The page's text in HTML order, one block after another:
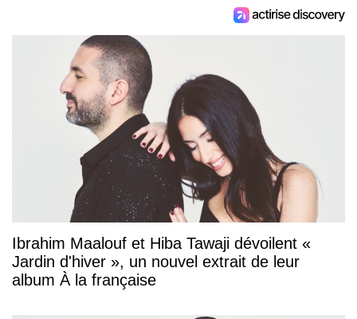
Ibrahim Maalouf et Hiba Tawaji dévoilent «
Jardin d'hiver », un nouvel extrait de leur
album À la française